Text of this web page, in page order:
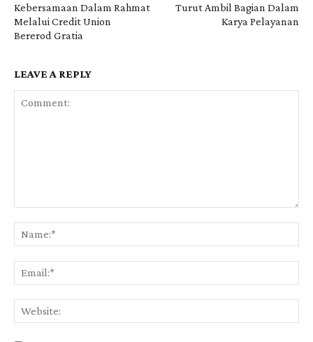
Kebersamaan Dalam Rahmat
Melalui Credit Union
Bererod Gratia
Turut Ambil Bagian Dalam
Karya Pelayanan
LEAVE A REPLY